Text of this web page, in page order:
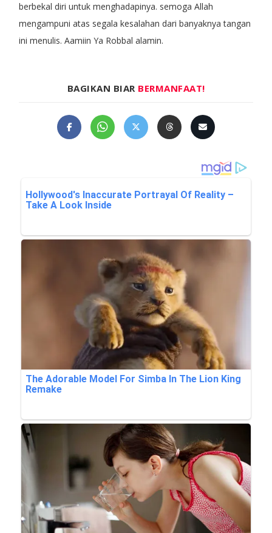
berbekal diri untuk menghadapinya. semoga Allah
mengampuni atas segala kesalahan dari banyaknya tangan
ini menulis. Aamiin Ya Robbal alamin.
BAGIKAN BIAR BERMANFAAT!